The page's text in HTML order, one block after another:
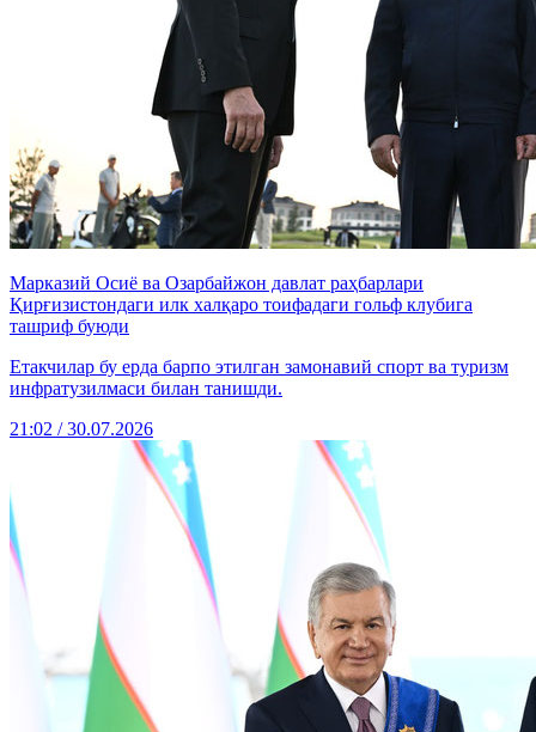
Марказий Осиё ва Озарбайжон давлат раҳбарлари
Қирғизистондаги илк халқаро тоифадаги гольф клубига
ташриф буюди
Етакчилар бу ерда барпо этилган замонавий спорт ва туризм
инфратузилмаси билан танишди.
21:02 / 30.07.2026